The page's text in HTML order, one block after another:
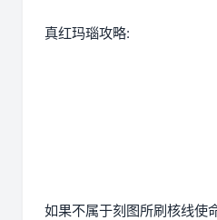
真红玛瑙攻略:
如果不属于刻图所刷核线使